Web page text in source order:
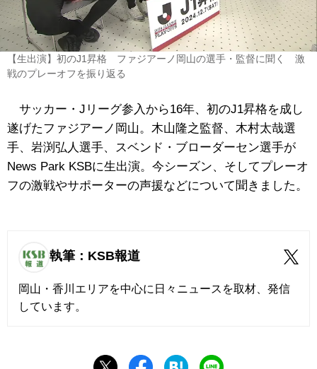
【生出演】初のJ1昇格 ファジアーノ岡山の選手・監督に聞く 激
戦のプレーオフを振り返る
サッカー・Jリーグ参入から16年、初のJ1昇格を成し
遂げたファジアーノ岡山。木山隆之監督、木村太哉選
手、岩渕弘人選手、スベンド・ブローダーセン選手が
News Park KSBに生出演。今シーズン、そしてプレーオ
フの激戦やサポーターの声援などについて聞きました。
執筆：KSB報道
岡山・香川エリアを中心に日々ニュースを取材、発信
しています。